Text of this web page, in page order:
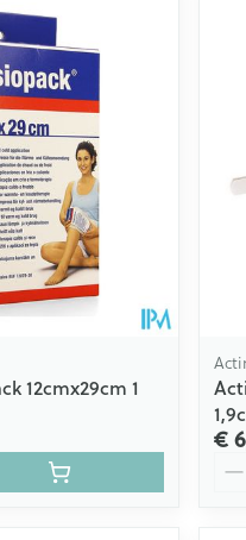
prijswaarden aan te
12cmx29cm 1
€